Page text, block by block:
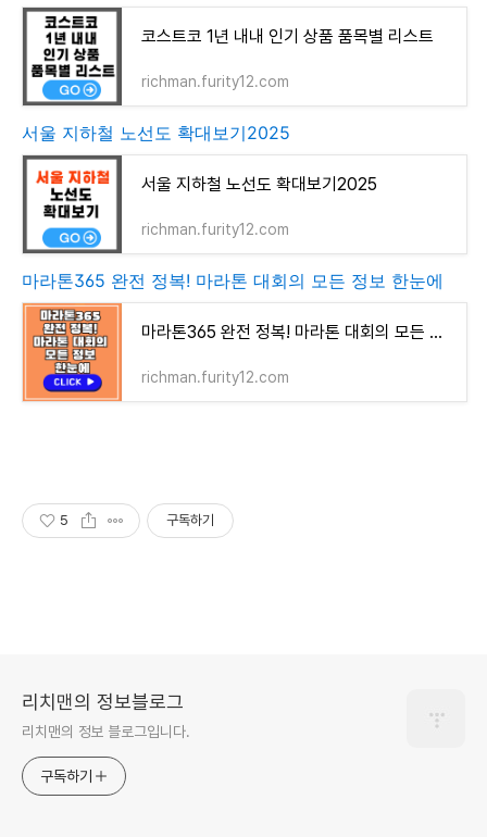
코스트코 1년 내내 인기 상품 품목별 리스트
richman.furity12.com
서울 지하철 노선도 확대보기2025
서울 지하철 노선도 확대보기2025
richman.furity12.com
마라톤365 완전 정복! 마라톤 대회의 모든 정보 한눈에
마라톤365 완전 정복! 마라톤 대회의 모든 정보 한눈에
richman.furity12.com
5 구독하기
리치맨의 정보블로그
리치맨의 정보 블로그입니다.
구독하기